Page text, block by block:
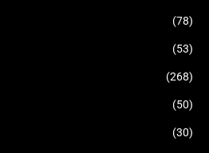
(78)
(53)
(268)
(50)
(30)